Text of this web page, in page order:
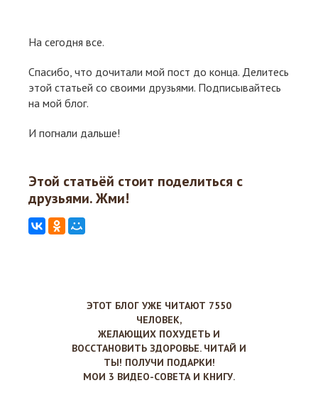
На сегодня все.
Спасибо, что дочитали мой пост до конца. Делитесь
этой статьей со своими друзьями. Подписывайтесь
на мой блог.
И погнали дальше!
Этой статьёй стоит поделиться с
друзьями. Жми!
ЭТОТ БЛОГ УЖЕ ЧИТАЮТ 7550
ЧЕЛОВЕК,
ЖЕЛАЮЩИХ ПОХУДЕТЬ И
ВОССТАНОВИТЬ ЗДОРОВЬЕ. ЧИТАЙ И
ТЫ! ПОЛУЧИ ПОДАРКИ!
МОИ 3 ВИДЕО-СОВЕТА И КНИГУ.